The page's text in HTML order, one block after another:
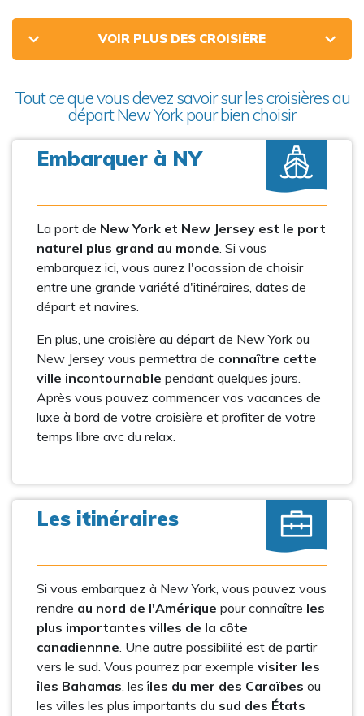
VOIR PLUS DES CROISIÈRE
Tout ce que vous devez savoir sur les croisières au
départ New York pour bien choisir
Embarquer à NY
La port de New York et New Jersey est le port
naturel plus grand au monde. Si vous
embarquez ici, vous aurez l'ocassion de choisir
entre une grande variété d'itinéraires, dates de
départ et navires.
En plus, une croisière au départ de New York ou
New Jersey vous permettra de connaître cette
ville incontournable pendant quelques jours.
Après vous pouvez commencer vos vacances de
luxe à bord de votre croisière et profiter de votre
temps libre avc du relax.
Les itinéraires
Si vous embarquez à New York, vous pouvez vous
rendre au nord de l'Amérique pour connaître les
plus importantes villes de la côte
canadiennne. Une autre possibilité est de partir
vers le sud. Vous pourrez par exemple visiter les
îles Bahamas, les îles du mer des Caraïbes ou
les villes les plus importants du sud des États